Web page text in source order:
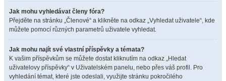
Jak mohu vyhledávat členy fóra?
Přejděte na stránku „Členové“ a klikněte na odkaz „Vyhledat uživatele“, kde
můžete pomocí různých parametrů uživatele vyhledat.
Jak mohu najít své vlastní příspěvky a témata?
K vašim příspěvkům se můžete dostat kliknutím na odkaz „Hledat
uživatelovy příspěvky“ v Uživatelském panelu, nebo přes váš profil. Pro
vyhledání témat, které jste odeslali, využijte stránku pokročilého